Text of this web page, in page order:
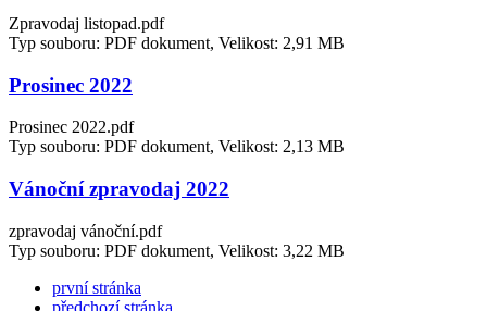
Zpravodaj listopad.pdf
Typ souboru: PDF dokument, Velikost: 2,91 MB
Prosinec 2022
Prosinec 2022.pdf
Typ souboru: PDF dokument, Velikost: 2,13 MB
Vánoční zpravodaj 2022
zpravodaj vánoční.pdf
Typ souboru: PDF dokument, Velikost: 3,22 MB
první stránka
předchozí stránka